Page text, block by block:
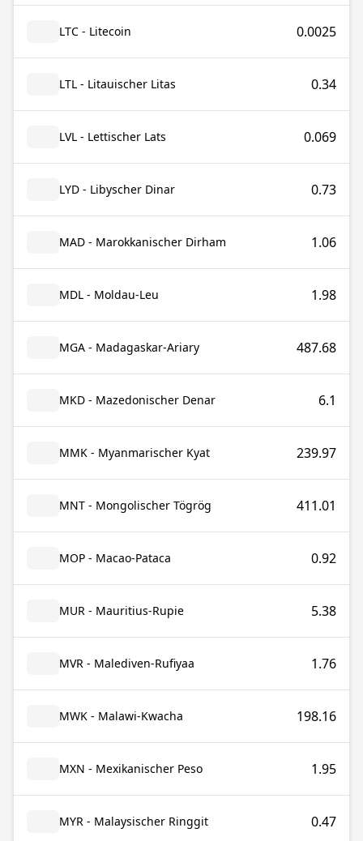
LTC - Litecoin 0.0025
LTL - Litauischer Litas 0.34
LVL - Lettischer Lats 0.069
LYD - Libyscher Dinar 0.73
MAD - Marokkanischer Dirham 1.06
MDL - Moldau-Leu 1.98
MGA - Madagaskar-Ariary 487.68
MKD - Mazedonischer Denar 6.1
MMK - Myanmarischer Kyat 239.97
MNT - Mongolischer Tögrög 411.01
MOP - Macao-Pataca 0.92
MUR - Mauritius-Rupie 5.38
MVR - Malediven-Rufiyaa 1.76
MWK - Malawi-Kwacha 198.16
MXN - Mexikanischer Peso 1.95
MYR - Malaysischer Ringgit 0.47